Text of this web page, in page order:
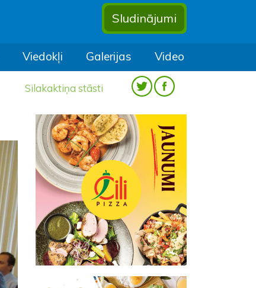
Sludinājumi
Viedokļi Galerijas Video
Silakaktiņa stāsti